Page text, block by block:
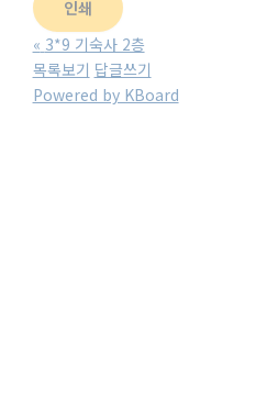
인쇄
« 3*9 기숙사 2층
목록보기 답글쓰기
Powered by KBoard